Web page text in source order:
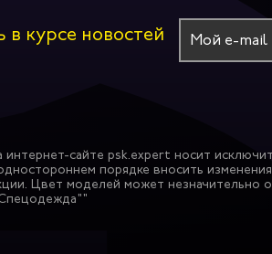
в курсе новостей
сайте psk.expert носит
порядке вносить
Цвет моделей может незначительно